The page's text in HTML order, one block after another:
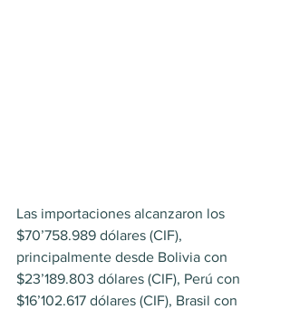
Las importaciones alcanzaron los
$70’758.989 dólares (CIF),
principalmente desde Bolivia con
$23’189.803 dólares (CIF), Perú con
$16’102.617 dólares (CIF), Brasil con